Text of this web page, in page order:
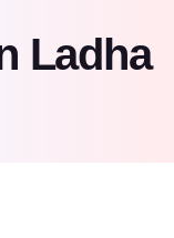
Ladha